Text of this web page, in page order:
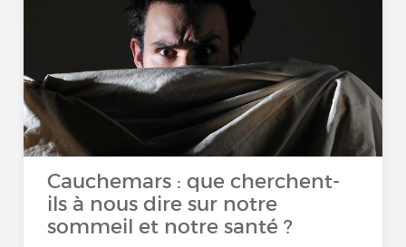
Cauchemars : que cherchent-
ils à nous dire sur notre
sommeil et notre santé ?